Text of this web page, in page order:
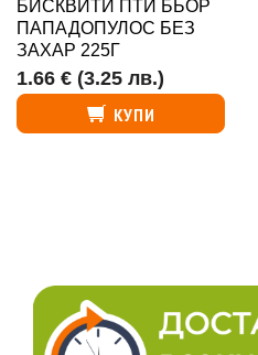
БИСКВИТИ ПТИ БЬОР
ПАПАДОПУЛОС БЕЗ
ЗАХАР 225Г
1.66 € (3.25 лв.)
КУПИ